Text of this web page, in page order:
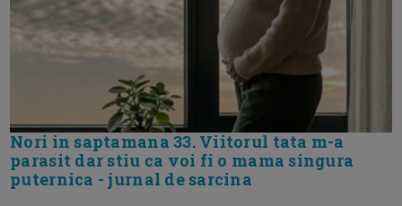
Nori in saptamana 33. Viitorul tata m-a
parasit dar stiu ca voi fi o mama singura
puternica - jurnal de sarcina